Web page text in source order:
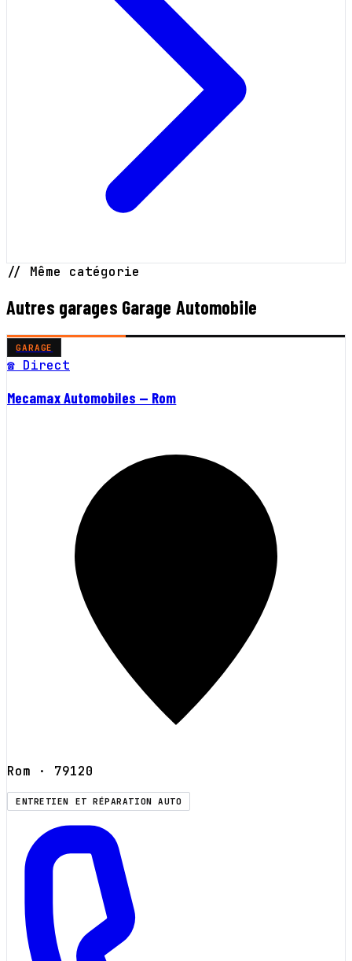
// Même catégorie
Autres garages Garage Automobile
GARAGE
☎ Direct
Mecamax Automobiles — Rom
Rom · 79120
ENTRETIEN ET RÉPARATION AUTO